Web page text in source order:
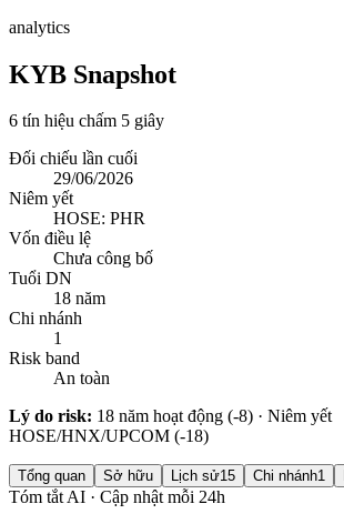
analytics
KYB Snapshot
6 tín hiệu chấm 5 giây
Đối chiếu lần cuối
29/06/2026
Niêm yết
HOSE: PHR
Vốn điều lệ
Chưa công bố
Tuổi DN
18 năm
Chi nhánh
1
Risk band
An toàn
Lý do risk: 18 năm hoạt động (-8) · Niêm yết
HOSE/HNX/UPCOM (-18)
Tổng quan Sở hữu Lịch sử15 Chi nhánh1
Tóm tắt AI · Cập nhật mỗi 24h